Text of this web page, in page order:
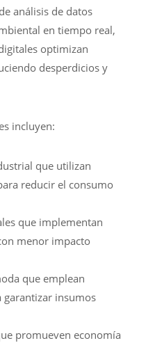
análisis de datos
en tiempo real,
optimizan
desperdicios y
incluyen:
que utilizan
reducir el consumo
que implementan
menor impacto
que emplean
insumos
promueven economía